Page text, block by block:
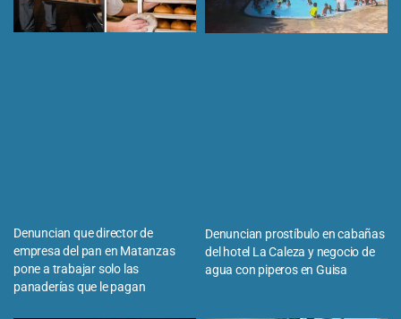
Denuncian que director de
empresa del pan en Matanzas
pone a trabajar solo las
panaderías que le pagan
Denuncian prostíbulo en cabañas
del hotel La Caleza y negocio de
agua con piperos en Guisa